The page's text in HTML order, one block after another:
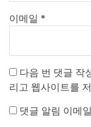
이메일 *
다음 번 댓글 작
리고 웹사이트를
댓글 알림 이메